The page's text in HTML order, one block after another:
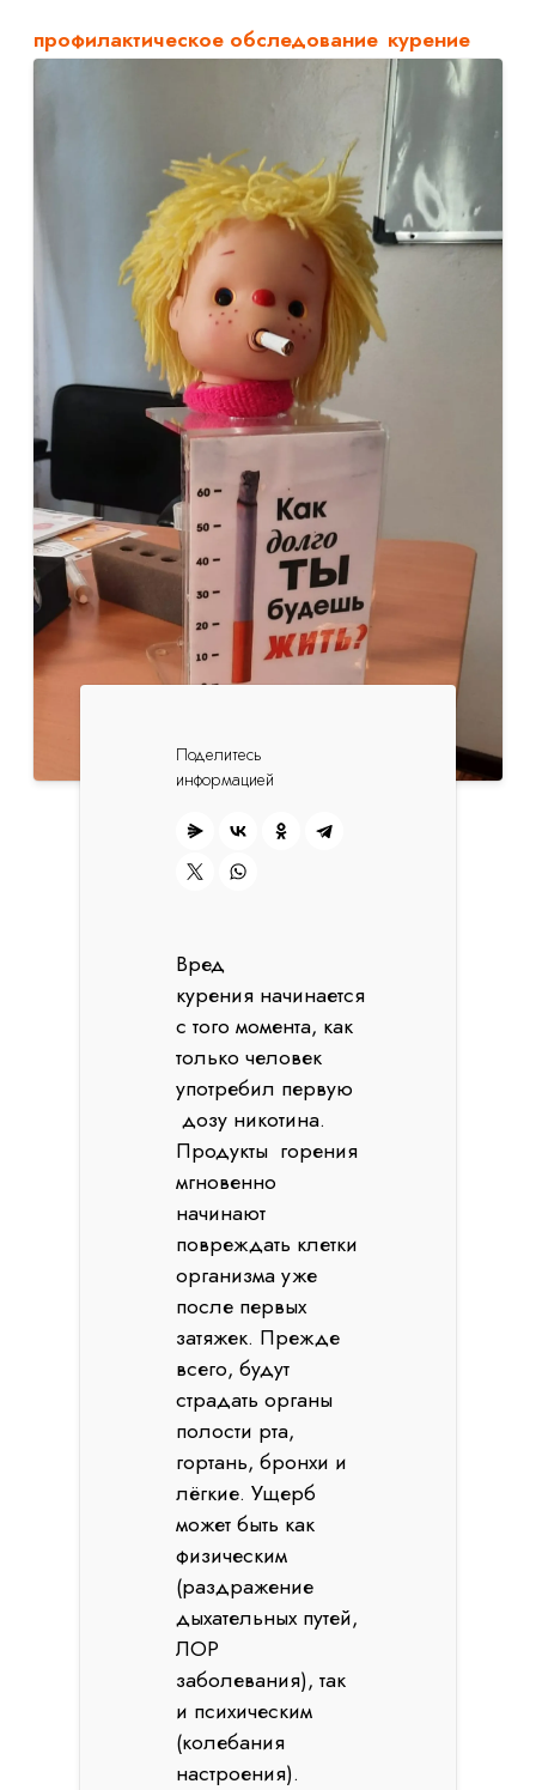
профилактическое обследование курение
Поделитесь
информацией
Вред
курения начинается
с того момента, как
только человек
употребил первую
дозу никотина.
Продукты горения
мгновенно
начинают
повреждать клетки
организма уже
после первых
затяжек. Прежде
всего, будут
страдать органы
полости рта,
гортань, бронхи и
лёгкие. Ущерб
может быть как
физическим
(раздражение
дыхательных путей,
ЛОР
заболевания), так
и психическим
(колебания
настроения).